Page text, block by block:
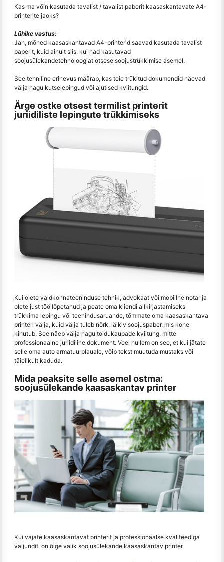
Kas ma võin kasutada tavalist / tavalist paberit kaasaskantavate A4-
printerite jaoks?
Lühike vastus:
Jah, mõned kaasaskantavad A4-printerid saavad kasutada tavalist
paberit, kuid ainult siis, kui nad kasutavad
soojusülekandetehnoloogiat otsese soojustrükkimise asemel.
See tehniline erinevus määrab, kas teie trükitud dokumendid näevad
välja nagu kutselepingud või ajutised kviitungid.
Ärge ostke otsest termilist printerit
juriidiliste lepingute trükkimiseks
Kui olete valdkonnateeninduse tehnik, advokaat või mobiilne notar ja
olete just töö lõpetanud ja peate oma kliendi allkirjastamiseks
trükkima lepingu või teenindusaruande, tõmmate oma kaasaskantava
printeri välja, kuid välja tuleb nõrk, läikiv soojuspaber, mis kohe
kihutub. See näeb välja nagu toidukaupade kviitung, mitte
professionaalne juriidiline dokument. Veel hullem on see, et kui jätate
selle oma auto armatuurplauale, võib tekst muutuda mustaks või
täielikult kaduda.
Mida peaksite selle asemel ostma:
soojusülekande kaasaskantav printer
Kui vajate kaasaskantavat printerit ja professionaalse kvaliteediga
väljundit, on õige valik soojusülekande kaasaskantav printer.